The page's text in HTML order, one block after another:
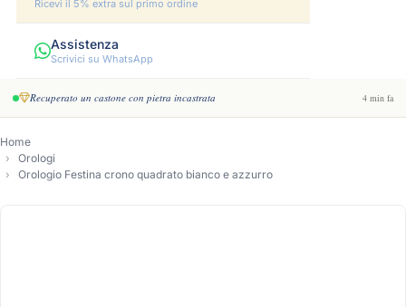
Ricevi il 5% extra sul primo ordine
Assistenza
Scrivici su WhatsApp
Recuperato un castone con pietra incastrata 4 min fa
Home
Orologi
Orologio Festina crono quadrato bianco e azzurro